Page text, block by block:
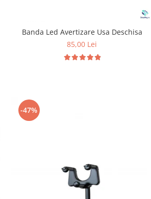
Banda Led Avertizare Usa Deschisa
85,00 Lei
-47%